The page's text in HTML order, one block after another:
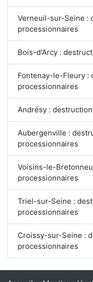
Verneuil-sur-Seine :
processionnaires
Bois-d'Arcy :
Fontenay-le-Fleury :
processionnaires
Andrésy :
Aubergenville :
processionnaires
Voisins-le-
processionnaires
Triel-sur-Seine :
processionnaires
Croissy-sur-Seine :
processionnaires